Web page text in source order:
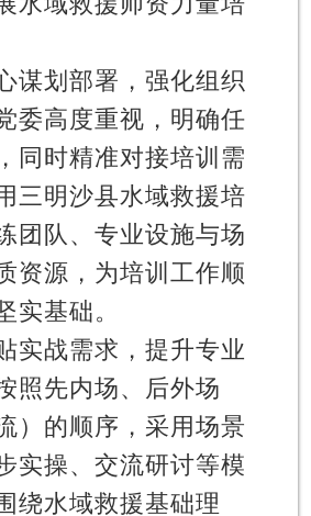
划部署，强化组织
委高度重视，明确任
同时精准对接培训需
三明沙县水域救援培
团队、专业设施与场
资源，为培训工作顺
实基础。
战需求，提升专业
照先内场、后外场
）的顺序，采用场景
实操、交流研讨等模
绕水域救援基础理